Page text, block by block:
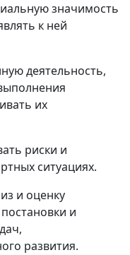
значимость
к ней
деятельность,
их
риски и
ситуациях.
и оценку
и
развития.